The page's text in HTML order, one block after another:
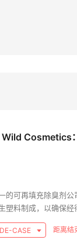
Wild Cosmetics
的可再填充除臭剂
塑料制成，以确保
世界上第一款零塑
可持续性界限。
CASE 距离结